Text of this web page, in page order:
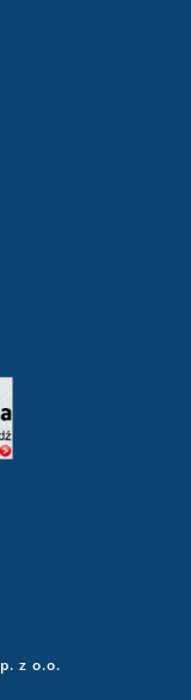
z o.o.